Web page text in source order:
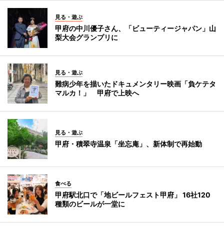
見る・遊ぶ
甲府の中川優子さん、「ビューティージャパン」山
梨大会グランプリに
見る・遊ぶ
難病少年を描いたドキュメンタリー映画「負ケテタ
マルカ！」 甲府で上映へ
見る・遊ぶ
甲府・積翠寺温泉「坐忘庵」、新体制で再始動
食べる
甲府駅北口で「地ビールフェスト甲府」 16社120
種類のビールが一堂に